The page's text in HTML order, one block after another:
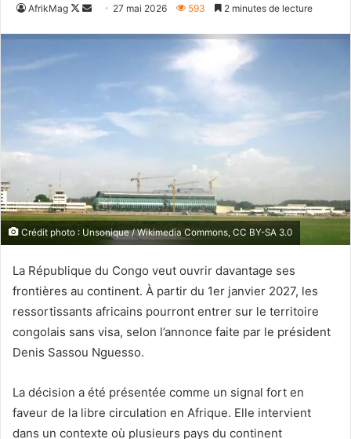
AfrikMag
Follow
Envoyer27 mai 2026 593 2 minutes de lecture
Crédit photo : Unsonique / Wikimedia Commons, CC BY-SA 3.0
La République du Congo veut ouvrir davantage ses
frontières au continent. À partir du 1er janvier 2027, les
ressortissants africains pourront entrer sur le territoire
congolais sans visa, selon l’annonce faite par le président
Denis Sassou Nguesso.
La décision a été présentée comme un signal fort en
faveur de la libre circulation en Afrique. Elle intervient
dans un contexte où plusieurs pays du continent